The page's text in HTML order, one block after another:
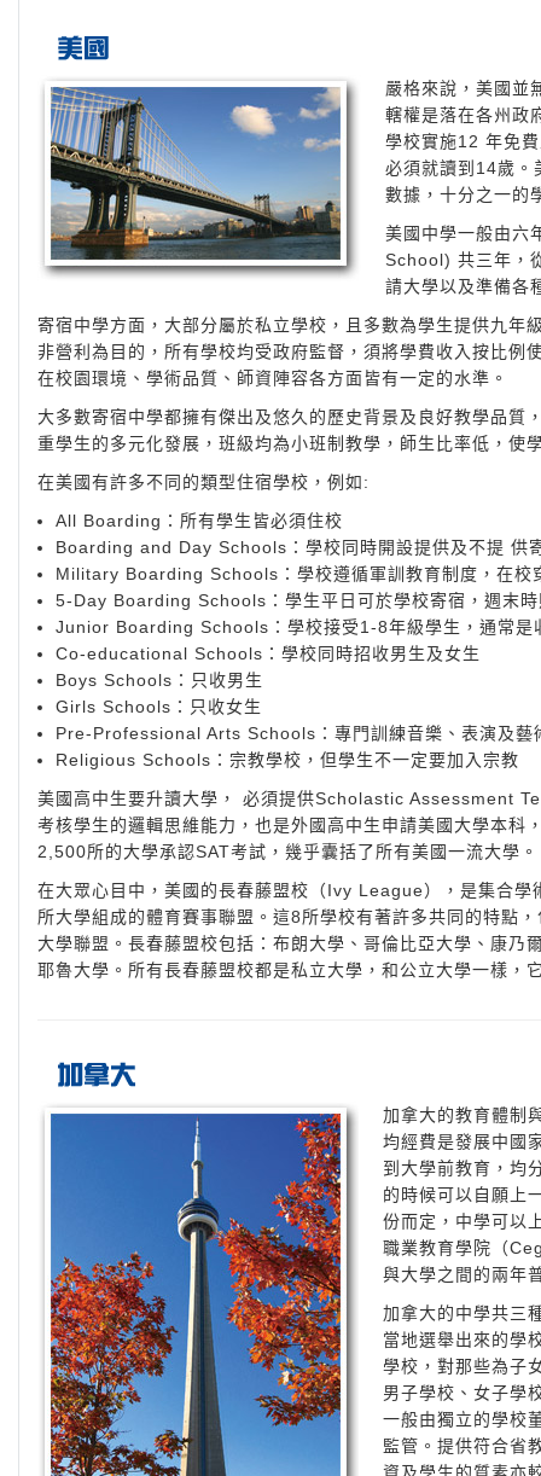
嚴格來說，美國並
轄權是落在各州政
學校實施12 年免
必須就讀到14歲。
數據，十分之一的
美國中學一般由
School) 共三年，
請大學以及準備各
寄宿中學方面，大部分屬於私立學校，且多數為學生提供九
非營利為目的，所有學校均受政府監督，須將學費收入按比
在校園環境、學術品質、師資陣容各方面皆有一定的水準。
大多數寄宿中學都擁有傑出及悠久的歷史背景及良好教學品
重學生的多元化發展，班級均為小班制教學，師生比率低，
在美國有許多不同的類型住宿學校，例如:
All Boarding：所有學生皆必須住校
Boarding and Day Schools：學校同時開設提供及不提 供
Military Boarding Schools：學校遵循軍訓教育制度，在校
5-Day Boarding Schools：學生平日可於學校寄宿，週末
Junior Boarding Schools：學校接受1-8年級學生，通常是
Co-educational Schools：學校同時招收男生及女生
Boys Schools：只收男生
Girls Schools：只收女生
Pre-Professional Arts Schools：專門訓練音樂、表演及藝
Religious Schools：宗教學校，但學生不一定要加入宗教
美國高中生要升讀大學， 必須提供Scholastic Assessment
考核學生的邏輯思維能力，也是外國高中生申請美國大學本
2,500所的大學承認SAT考試，幾乎囊括了所有美國一流大學。
在大眾心目中，美國的長春藤盟校（Ivy League），是集合
所大學組成的體育賽事聯盟。這8所學校有著許多共同的特點
大學聯盟。長春藤盟校包括：布朗大學、哥倫比亞大學、康
耶魯大學。所有長春藤盟校都是私立大學，和公立大學一樣，
加拿大的教育體制
均經費是發展中國
到大學前教育，均
的時候可以自願上
份而定，中學可以
職業教育學院（
與大學之間的兩年
加拿大的中學共三
當地選舉出來的學
學校，對那些為子
男子學校、女子學
一般由獨立的學校
監管。提供符合省